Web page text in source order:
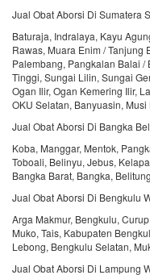
Jual Obat Aborsi Di Sumatera
Baturaja, Indralaya, Kayu
Rawas, Muara Enim / Tanjung
Palembang, Pangkalan Balai /
Tinggi, Sungai Lilin, Sungai
Ogan Ilir, Ogan Kemering Ilir,
OKU Selatan, Banyuasin,
Jual Obat Aborsi Di Bangka
Koba, Manggar, Mentok,
Toboali, Belinyu, Jebus,
Bangka Barat, Bangka,
Jual Obat Aborsi Di Bengkulu
Arga Makmur, Bengkulu,
Muko, Tais, Kabupaten
Lebong, Bengkulu Selatan,
Jual Obat Aborsi Di Lampung